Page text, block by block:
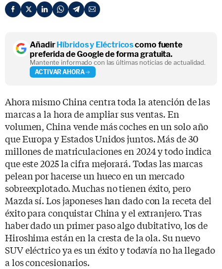
AñadirHíbridos y Eléctricoscomo fuente
preferida de Google de forma gratuita.
Mantente informado con las últimas noticias de actualidad.
ACTIVAR AHORA
Ahora mismo China centra toda la atención de las
marcas a la hora de ampliar sus ventas. En
volumen, China vende más coches en un solo año
que Europa y Estados Unidos juntos. Más de 30
millones de matriculaciones en 2024 y todo indica
que este 2025 la cifra mejorará. Todas las marcas
pelean por hacerse un hueco en un mercado
sobreexplotado. Muchas no tienen éxito, pero
Mazda sí. Los japoneses han dado con la receta del
éxito para conquistar China y el extranjero. Tras
haber dado un primer paso algo dubitativo, los de
Hiroshima están en la cresta de la ola. Su nuevo
SUV eléctrico ya es un éxito y todavía no ha llegado
a los concesionarios.